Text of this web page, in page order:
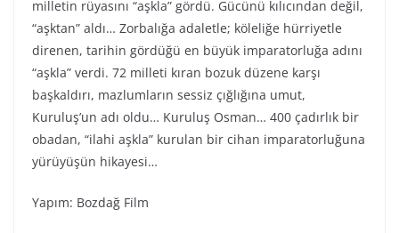
milletin rüyasını “aşkla” gördü. Gücünü kılıcından değil,
“aşktan” aldı… Zorbalığa adaletle; köleliğe hürriyetle
direnen, tarihin gördüğü en büyük imparatorluğa adını
“aşkla” verdi. 72 milleti kıran bozuk düzene karşı
başkaldırı, mazlumların sessiz çığlığına umut,
Kuruluş’un adı oldu… Kuruluş Osman… 400 çadırlık bir
obadan, “ilahi aşkla” kurulan bir cihan imparatorluğuna
yürüyüşün hikayesi…
Yapım: Bozdağ Fi̇lm